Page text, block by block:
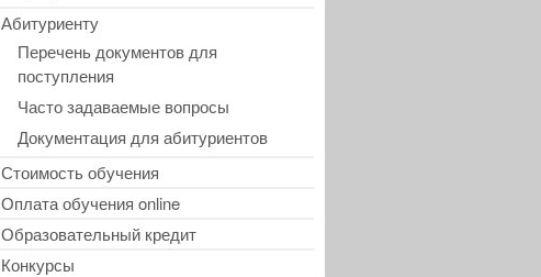
Абитуриенту
Перечень документов для
поступления
Часто задаваемые вопросы
Документация для абитуриентов
Стоимость обучения
Оплата обучения online
Образовательный кредит
Конкурсы